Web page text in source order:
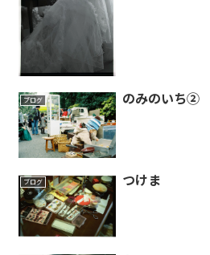
ブログ のみのいち②
ブログ つけま